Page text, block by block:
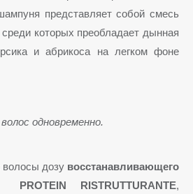
представляет собой смесь
которых преобладает дынная
и абрикоса на легком фоне
одновременно.
дозу восстанавливающего
RISTRUTTURANTE,